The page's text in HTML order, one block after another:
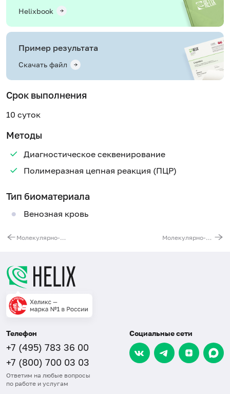
Helixbook
Пример результата
Скачать файл
Срок выполнения
10 суток
Методы
Диагностическое секвенирование
Полимеразная цепная реакция (ПЦР)
Тип биоматериала
Венозная кровь
Молекулярно-генетическая диагностика атипичной формы гемолитического уремического синдрома Молекулярно-генетическая диагностика гипофосфатазии. Ген ALPL
Телефон
+7 (495) 783 36 00
+7 (800) 700 03 03
Ответим на любые вопросы
по работе и услугам
Социальные сети